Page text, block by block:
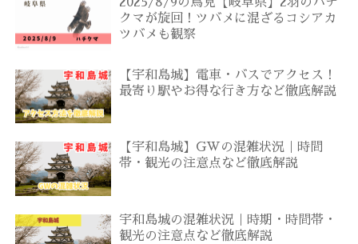
クマが旋回！ツバメに混ざるコシアカ
ツバメも観察
【宇和島城】電車・バスでアクセス！
最寄り駅やお得な行き方など徹底解説
【宇和島城】GWの混雑状況｜時間
帯・観光の注意点など徹底解説
宇和島城の混雑状況｜時期・時間帯・
観光の注意点など徹底解説